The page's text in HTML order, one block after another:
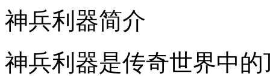
神兵利器简介
神兵利器是传奇世界中